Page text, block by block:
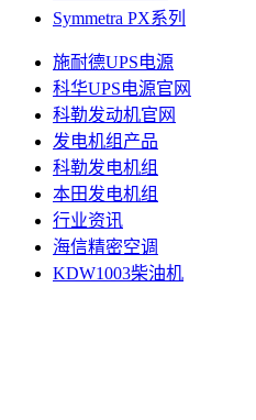
Symmetra PX系列
施耐德UPS电源
科华UPS电源官网
科勒发动机官网
发电机组产品
科勒发电机组
本田发电机组
行业资讯
海信精密空调
KDW1003柴油机